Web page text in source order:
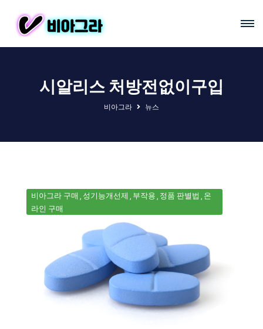
시알리스 처방전없이구입
비아그라 뉴스
비아그라 구매 성기능개선제 부작용 정품 판별법
온
라인 구매